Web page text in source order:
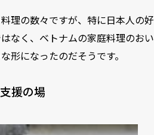
理の数々ですが、特に日本人の好
なく、ベトナムの家庭料理のおい
形になったのだそうです。
援の場